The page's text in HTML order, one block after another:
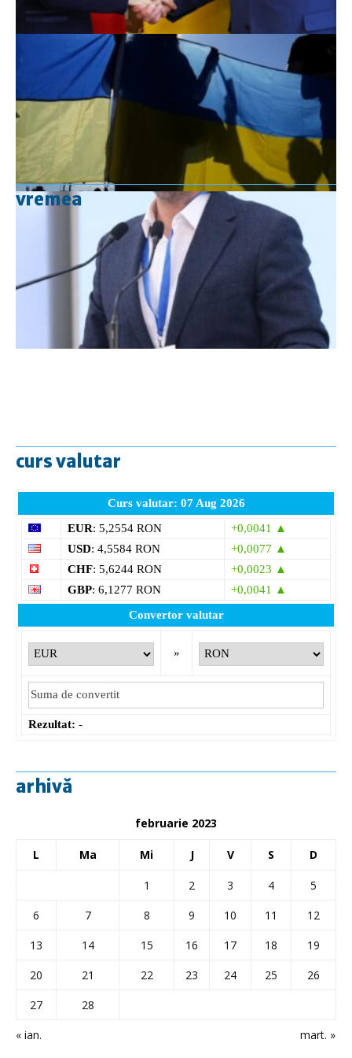
vremea
curs valutar
Curs valutar: 07 Aug 2026
EUR: 5,2554 RON
+0,0041 ▲
USD: 4,5584 RON
+0,0077 ▲
CHF: 5,6244 RON
+0,0023 ▲
GBP: 6,1277 RON
+0,0041 ▲
Convertor valutar
»
Rezultat: -
arhivă
februarie 2023
L Ma Mi J V S D
« ian. mart. »
1 2 3 4
5
6
7 8 9 10 11
12
13
14 15 16 17 18
19
20
21 22 23 24 25
26
27
28